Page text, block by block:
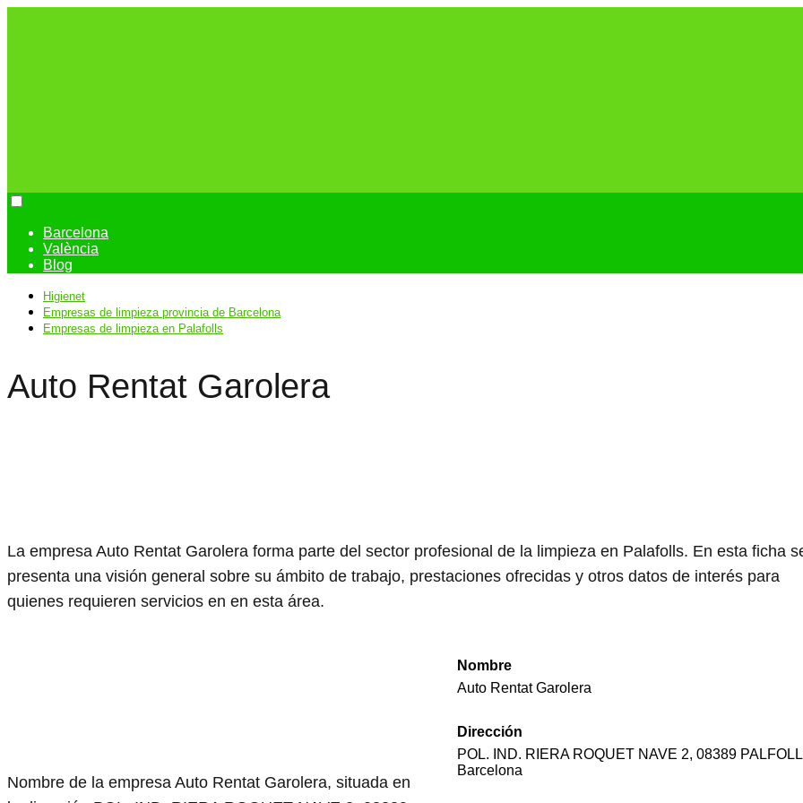
Barcelona
València
Blog
Higienet
Empresas de limpieza provincia de Barcelona
Empresas de limpieza en Palafolls
Auto Rentat Garolera
La empresa Auto Rentat Garolera forma parte del sector profesional de la limpieza en Palafolls. En esta ficha
presenta una visión general sobre su ámbito de trabajo, prestaciones ofrecidas y otros datos de interés para
quienes requieren servicios en en esta área.
Nombre de la empresa Auto Rentat Garolera, situada en
Nombre
Auto Rentat Garolera
Dirección
POL. IND. RIERA ROQUET NAVE 2, 08389
Barcelona